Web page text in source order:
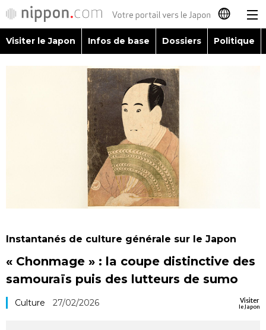
日本語
Société
Visiter le Japon Infos de base Dossiers Politique
Instantanés de culture générale sur le Japon
« Chonmage » : la coupe distinctive des
samouraïs puis des lutteurs de sumo
Visiter
le Japon
Culture 27/02/2026